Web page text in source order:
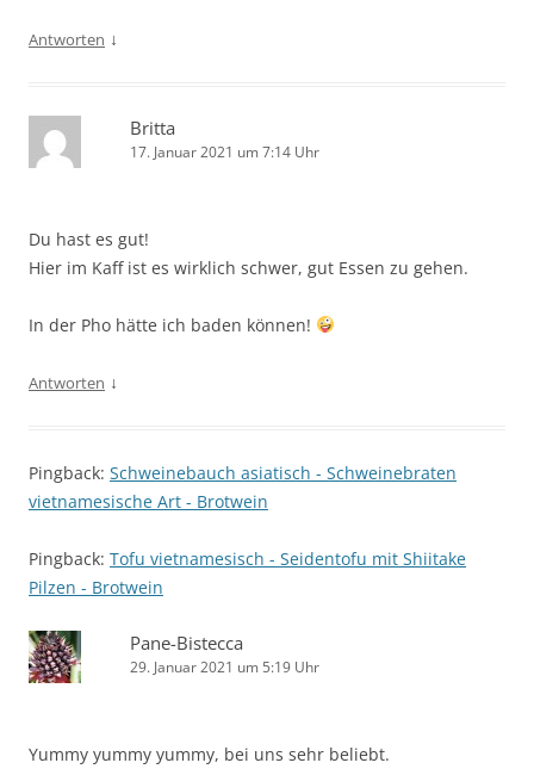
Antworten ↓
Britta
17. Januar 2021 um 7:14 Uhr
Du hast es gut!
Hier im Kaff ist es wirklich schwer, gut Essen zu gehen.
In der Pho hätte ich baden können!
Antworten ↓
Pingback: Schweinebauch asiatisch - Schweinebraten
vietnamesische Art - Brotwein
Pingback: Tofu vietnamesisch - Seidentofu mit Shiitake
Pilzen - Brotwein
Pane-Bistecca
29. Januar 2021 um 5:19 Uhr
Yummy yummy yummy, bei uns sehr beliebt.